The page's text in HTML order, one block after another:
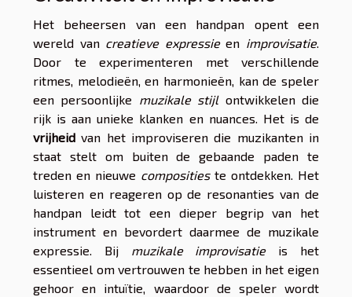
Het beheersen van een handpan opent een
wereld van creatieve expressieen improvisatie.
Door te experimenteren met verschillende
ritmes, melodieën, en harmonieën, kan de speler
een persoonlijke muzikale stijlontwikkelen die
rijk is aan unieke klanken en nuances. Het is de
vrijheid van het improviseren die muzikanten in
staat stelt om buiten de gebaande paden te
treden en nieuwe compositieste ontdekken. Het
luisteren en reageren op de resonanties van de
handpan leidt tot een dieper begrip van het
instrument en bevordert daarmee de muzikale
expressie. Bij muzikale improvisatieis het
essentieel om vertrouwen te hebben in het eigen
gehoor en intuïtie, waardoor de speler wordt